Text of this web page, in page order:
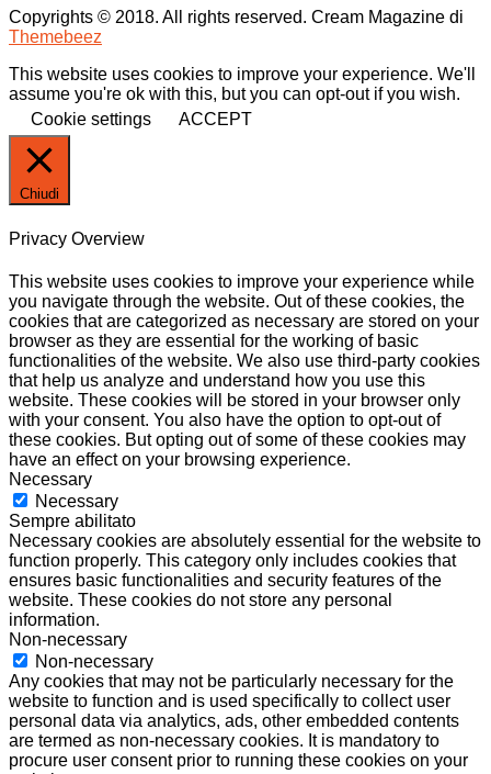
Copyrights © 2018. All rights reserved. Cream Magazine di
Themebeez
This website uses cookies to improve your experience. We'll
assume you're ok with this, but you can opt-out if you wish.
Cookie settings
ACCEPT
Chiudi
Privacy Overview
This website uses cookies to improve your experience while
you navigate through the website. Out of these cookies, the
cookies that are categorized as necessary are stored on your
browser as they are essential for the working of basic
functionalities of the website. We also use third-party cookies
that help us analyze and understand how you use this
website. These cookies will be stored in your browser only
with your consent. You also have the option to opt-out of
these cookies. But opting out of some of these cookies may
have an effect on your browsing experience.
Necessary
Necessary
Sempre abilitato
Necessary cookies are absolutely essential for the website to
function properly. This category only includes cookies that
ensures basic functionalities and security features of the
website. These cookies do not store any personal
information.
Non-necessary
Non-necessary
Any cookies that may not be particularly necessary for the
website to function and is used specifically to collect user
personal data via analytics, ads, other embedded contents
are termed as non-necessary cookies. It is mandatory to
procure user consent prior to running these cookies on your